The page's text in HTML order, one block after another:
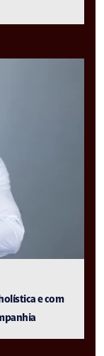
e com